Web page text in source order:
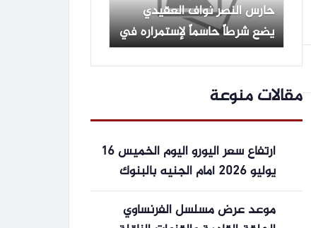
حارس النصر نواف العقيدي
يضع شرطاً حاسماً لإستمراره في
النادي
مقالات منوعة
ارتفاع سعر اليورو اليوم الخميس 16
يوليو 2026 أمام الجنيه بالبنوك
المصرية
موعد عرض مسلسل الفرنساوي